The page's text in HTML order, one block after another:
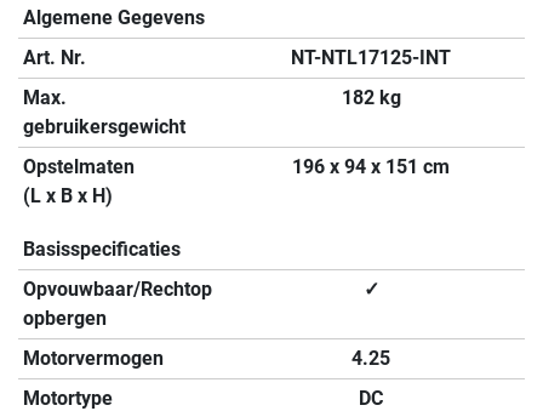
Algemene Gegevens
Art. Nr.
NT-NTL17125-INT
Max.
gebruikersgewicht
182 kg
Opstelmaten
(L x B x H)
196 x 94 x 151 cm
Basisspecificaties
Opvouwbaar/Rechtop
opbergen
✓
Motorvermogen
4.25
Motortype
DC